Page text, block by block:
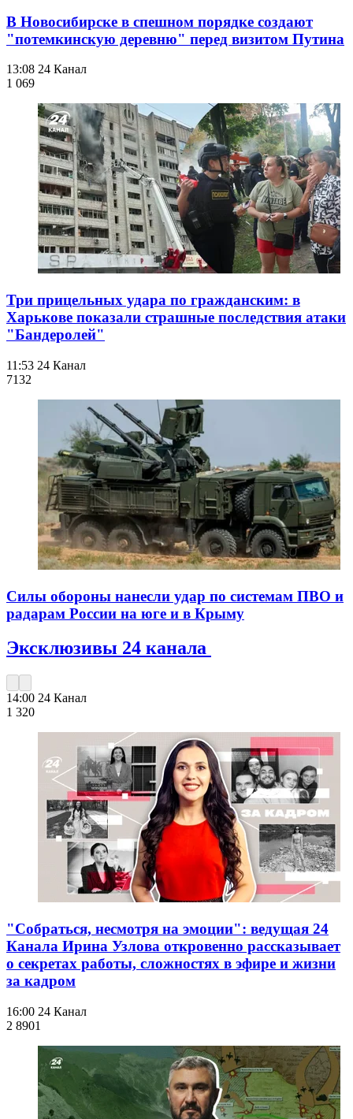
В Новосибирске в спешном порядке создают
"потемкинскую деревню" перед визитом Путина
13:08 24 Канал
1 069
Три прицельных удара по гражданским: в
Харькове показали страшные последствия атаки
"Бандеролей"
11:53 24 Канал
7132
Силы обороны нанесли удар по системам ПВО и
радарам России на юге и в Крыму
Эксклюзивы 24 канала
14:00 24 Канал
1 320
"Собраться, несмотря на эмоции": ведущая 24
Канала Ирина Узлова откровенно рассказывает
о секретах работы, сложностях в эфире и жизни
за кадром
16:00 24 Канал
2 8901